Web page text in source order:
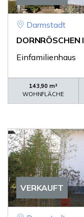
Darmstadt
DORNRÖSCHEN
Einfamilienhaus
143,90 m²
WOHNFLÄCHE
VERKAUFT